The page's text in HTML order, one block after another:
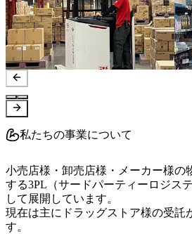
私たちの事業について
小売店様・卸売店様・メーカー様の
する3PL（サードパーティーロジス
して展開しています。
現在は主にドラッグストア様の受託
す。